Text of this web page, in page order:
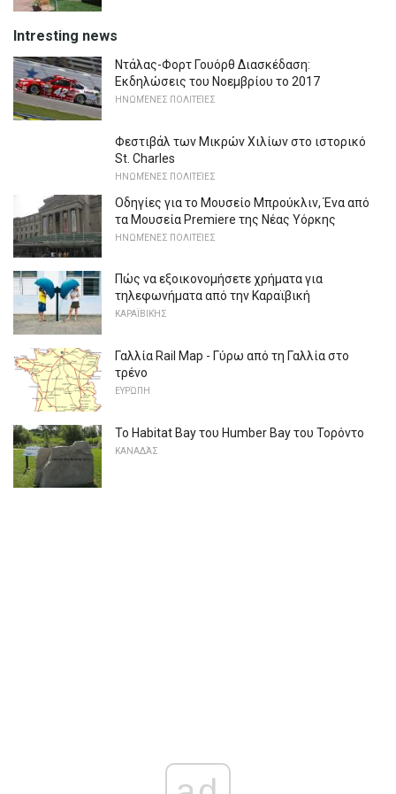
Intresting news
Ντάλας-Φορτ Γουόρθ Διασκέδαση:
Εκδηλώσεις του Νοεμβρίου το 2017
ΗΝΩΜΈΝΕΣ ΠΟΛΙΤΕΊΕΣ
Φεστιβάλ των Μικρών Χιλίων στο ιστορικό
St. Charles
ΗΝΩΜΈΝΕΣ ΠΟΛΙΤΕΊΕΣ
Οδηγίες για το Μουσείο Μπρούκλιν, Ένα από
τα Μουσεία Premiere της Νέας Υόρκης
ΗΝΩΜΈΝΕΣ ΠΟΛΙΤΕΊΕΣ
Πώς να εξοικονομήσετε χρήματα για
τηλεφωνήματα από την Καραϊβική
ΚΑΡΑΪΒΙΚΉΣ
Γαλλία Rail Map - Γύρω από τη Γαλλία στο
τρένο
ΕΥΡΏΠΗ
Το Habitat Bay του Humber Bay του Τορόντο
ΚΑΝΑΔΆΣ